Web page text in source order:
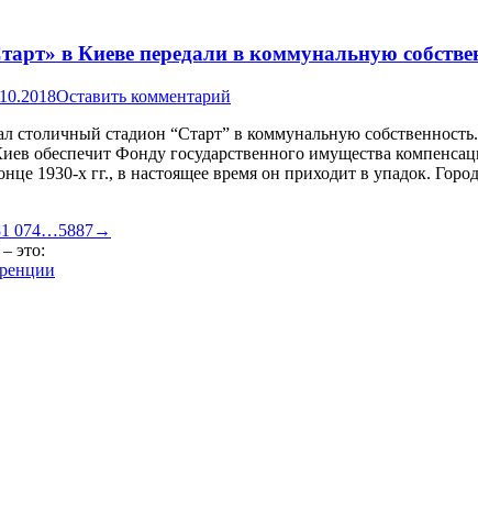
в Киеве передали в коммунальную
Оставить комментарий
столичный стадион “Старт” в коммунальную
обеспечит Фонду государственного имущества
1930-х гг., в настоящее время он приходит в упадок.
1 074…5887→
это: